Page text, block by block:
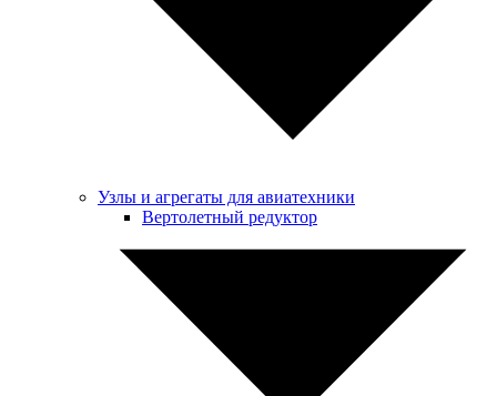
Узлы и агрегаты для авиатехники
Вертолетный редуктор